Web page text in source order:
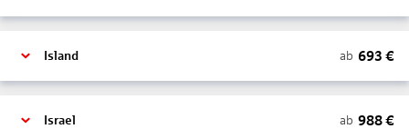
Island ab 693 €
Israel ab 988€